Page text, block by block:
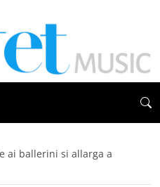
ai ballerini si allarga a